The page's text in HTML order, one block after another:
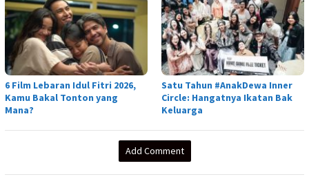
6 Film Lebaran Idul Fitri 2026,
Kamu Bakal Tonton yang
Mana?
Satu Tahun #AnakDewa Inner
Circle: Hangatnya Ikatan Bak
Keluarga
Add Comment